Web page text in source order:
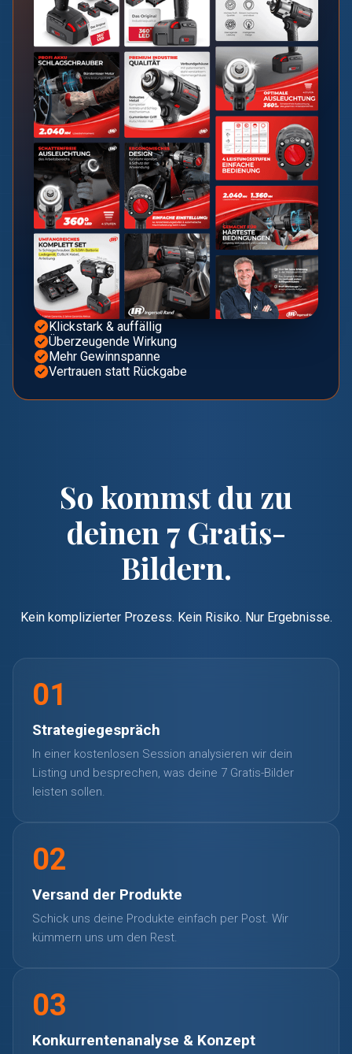
Klickstark & auffällig
Überzeugende Wirkung
Mehr Gewinnspanne
Vertrauen statt Rückgabe
So kommst du zu
deinen 7 Gratis-
Bildern.
Kein komplizierter Prozess. Kein Risiko. Nur Ergebnisse.
01
Strategiegespräch
In einer kostenlosen Session analysieren wir dein
Listing und besprechen, was deine 7 Gratis-Bilder
leisten sollen.
02
Versand der Produkte
Schick uns deine Produkte einfach per Post. Wir
kümmern uns um den Rest.
03
Konkurrentenanalyse & Konzept